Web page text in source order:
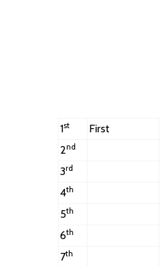
1st First
2nd
3rd
4th
5th
6th
7th